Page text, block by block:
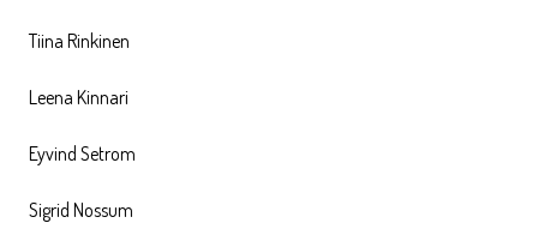
Tiina Rinkinen
Leena Kinnari
Eyvind Setrom
Sigrid Nossum